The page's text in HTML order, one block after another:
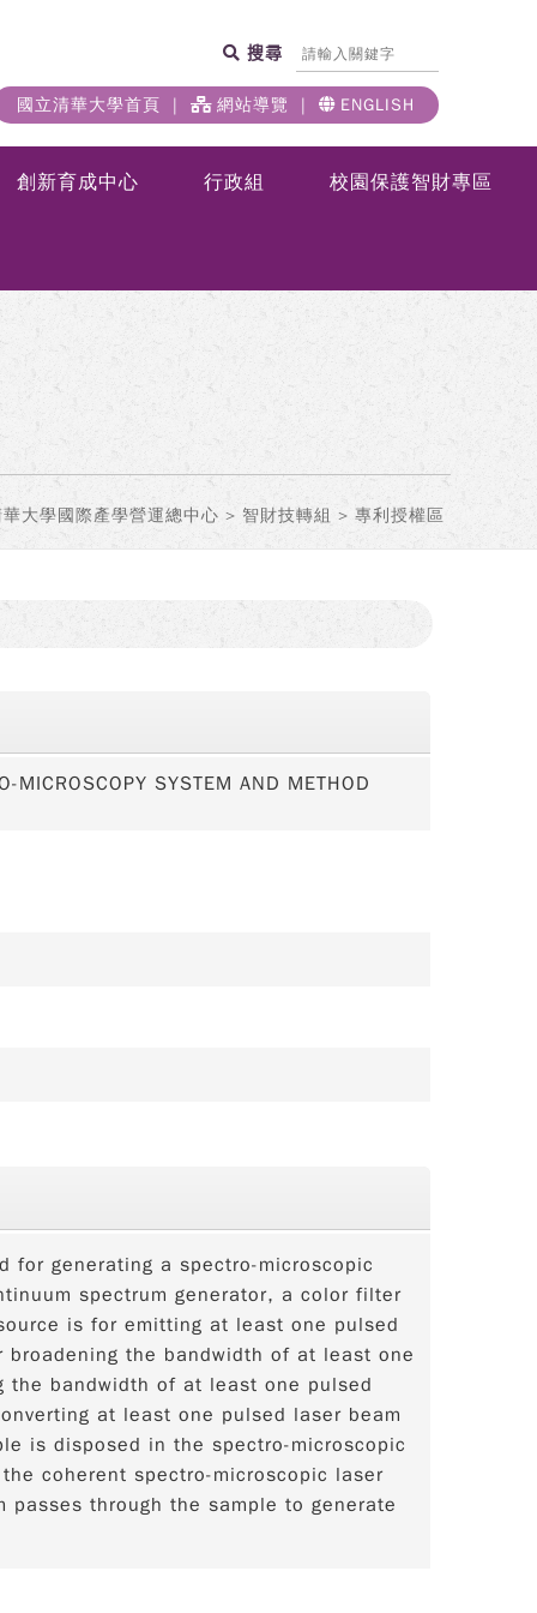
搜尋
國立清華大學首頁 網站導覽 ENGLISH
創新育成中心 行政組 校園保護智財專區
大學國際產學營運總中心 > 智財技轉組 > 專利授權區
MICROSCOPY SYSTEM AND METHOD
for generating a spectro-microscopic
spectrum generator, a color filter
is for emitting at least one pulsed
the bandwidth of at least one
bandwidth of at least one pulsed
at least one pulsed laser beam
is disposed in the spectro-microscopic
coherent spectro-microscopic laser
through the sample to generate